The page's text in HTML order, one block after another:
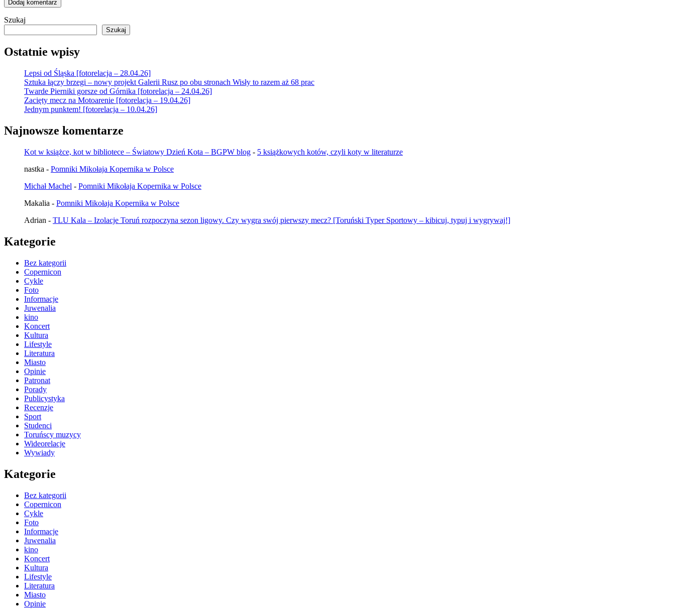
Szukaj
Szukaj
Ostatnie wpisy
Lepsi od Śląska [fotorelacja – 28.04.26]
Sztuka łączy brzegi – nowy projekt Galerii Rusz po obu stronach Wisły to razem aż 68 prac
Twarde Pierniki gorsze od Górnika [fotorelacja – 24.04.26]
Zacięty mecz na Motoarenie [fotorelacja – 19.04.26]
Jednym punktem! [fotorelacja – 10.04.26]
Najnowsze komentarze
Kot w książce, kot w bibliotece – Światowy Dzień Kota – BGPW blog - 5 książkowych kotów, czyli koty w literaturze
nastka - Pomniki Mikołaja Kopernika w Polsce
Michał Machel - Pomniki Mikołaja Kopernika w Polsce
Makalia - Pomniki Mikołaja Kopernika w Polsce
Adrian - TLU Kala – Izolacje Toruń rozpoczyna sezon ligowy. Czy wygra swój pierwszy mecz? [Toruński Typer Sportowy – kibicuj, typuj i wygrywaj!]
Kategorie
Bez kategorii
Copernicon
Cykle
Foto
Informacje
Juwenalia
kino
Koncert
Kultura
Lifestyle
Literatura
Miasto
Opinie
Patronat
Porady
Publicystyka
Recenzje
Sport
Studenci
Toruńscy muzycy
Wideorelacje
Wywiady
Kategorie
Bez kategorii
Copernicon
Cykle
Foto
Informacje
Juwenalia
kino
Koncert
Kultura
Lifestyle
Literatura
Miasto
Opinie